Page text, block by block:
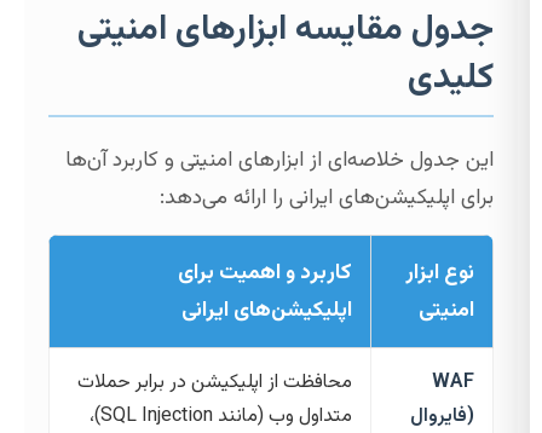
جدول مقایسه ابزارهای امنیتی
کلیدی
این جدول خلاصه‌ای از ابزارهای امنیتی و کاربرد آن‌ها
برای اپلیکیشن‌های ایرانی را ارائه می‌دهد:
نوع ابزار
امنیتی
کاربرد و اهمیت برای
اپلیکیشن‌های ایرانی
WAF
(فایروال
محافظت از اپلیکیشن در برابر حملات
متداول وب (مانند SQL Injection)،